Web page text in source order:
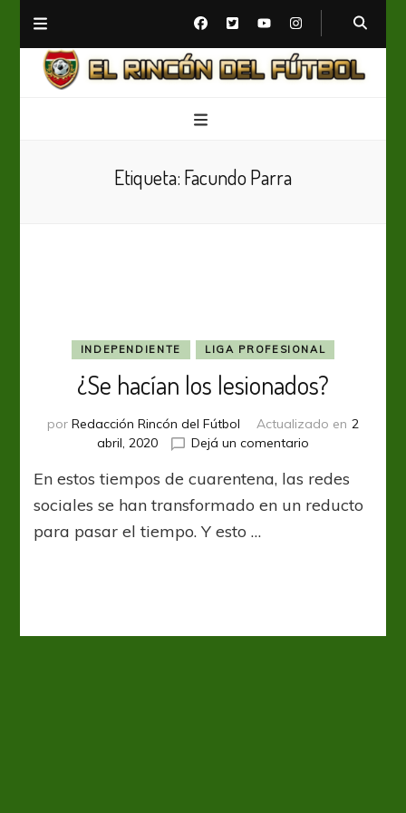
Etiqueta: Facundo Parra
INDEPENDIENTE LIGA PROFESIONAL
¿Se hacían los lesionados?
por Redacción Rincón del Fútbol Actualizado en 2
abril, 2020
Dejá un comentario
hacían
los
En estos tiempos de cuarentena, las redes
sociales se han transformado en un reducto
para pasar el tiempo. Y esto …